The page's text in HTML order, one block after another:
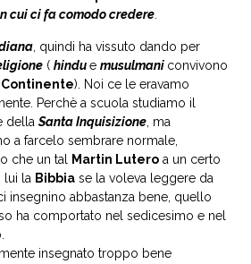
cui ci fa comodo credere
, quindi ha vissuto dando per
( hindue musulmani convivono
Continente). Noi ce le eravamo
Perchè a scuola studiamo il
dellaSanta Inquisizione , ma
a farcelo sembrare normale,
che un tal
Martin Lutero a un certo
, lui la Bibbia se la voleva leggere da
insegnino abbastanza bene, quello
ha comportato nel sedicesimo e nel
insegnato troppo bene